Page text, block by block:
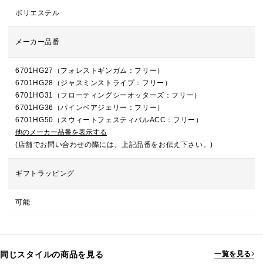
ポリエステル
メーカー品番
6701HG27（フォレストギンガム：フリー）
6701HG28（ジャスミンストライプ：フリー）
6701HG31（フローティングシーオッターズ：フリー）
6701HG36（パインベアジェリー：フリー）
6701HG50（スウィートフェスティバルACC：フリー）
他のメーカー品番を表示する
(店舗でお問い合わせの際には、上記品番をお伝え下さい。)
ギフトラッピング
可能
同じスタイルの商品を見る 一覧を見る